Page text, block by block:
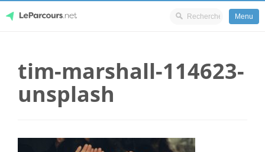
content
Menu
tim-marshall-114623-
unsplash